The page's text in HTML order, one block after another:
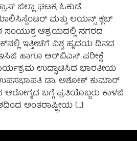
ಜಿಲ್ಲಾ ಘಟಕ, ಓಕುಡೆ
ಮತ್ತು ಲಯನ್ಸ್ ಕ್ಲಬ್
ಆಶ್ರಯದಲ್ಲಿ ನಗರದ
ಇತ್ತೀಚೆಗೆ ವಿಶ್ವ ಹೃದಯ ದಿನದ
ಹಾಗೂ ಆರ್‌ಬಿಎಸ್ ಪರೀಕ್ಷೆ
ಉದ್ಘಾಟಿಸಿದ ಭಾರತೀಯ
ಡಾ. ಅಶೋಕ್ ಕುಮಾರ್
ಬಗ್ಗೆ ಪ್ರತಿಯೊಬ್ಬರು ಕಾಳಜಿ
ಅಂತರಾಷ್ಟ್ರೀಯ […]